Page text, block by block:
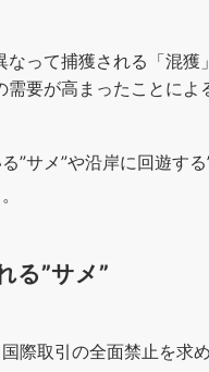
って捕獲される「混獲」
要が高まったことによ
”サメ”や沿岸に回遊す
る”サメ”
際取引の全面禁止を求